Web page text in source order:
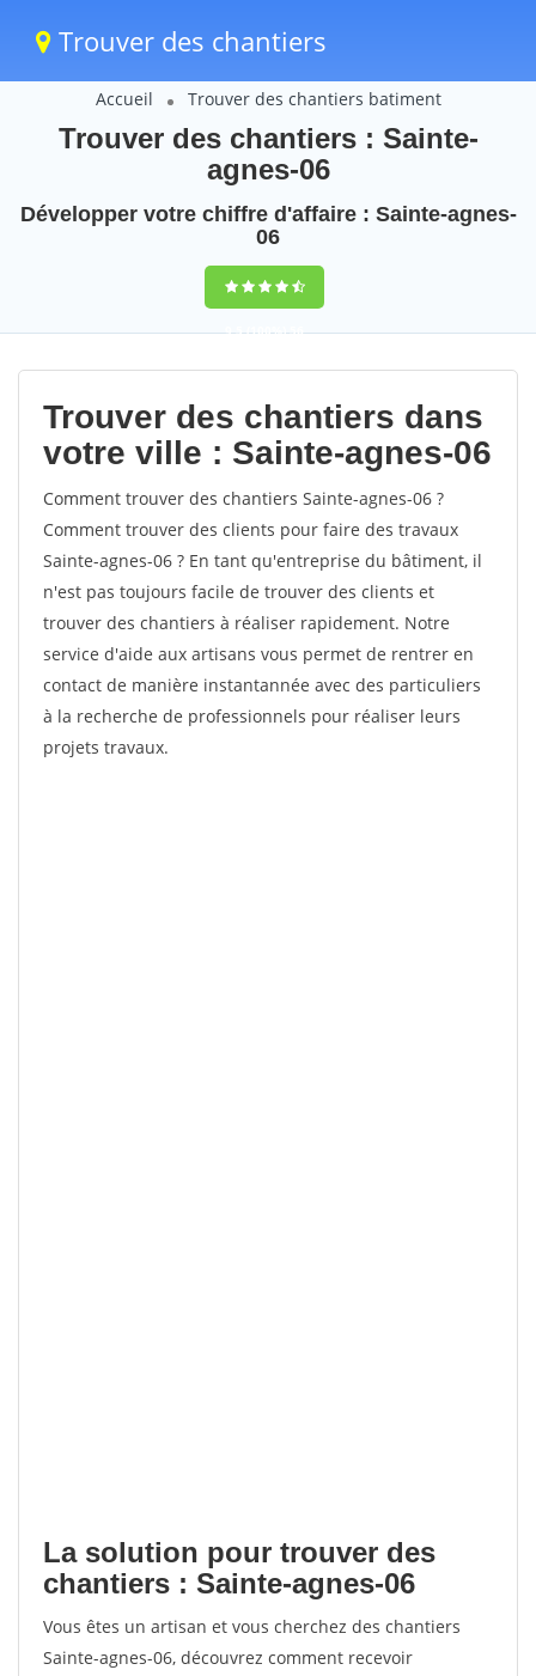
Trouver des chantiers
Accueil Trouver des chantiers batiment
Trouver des chantiers : Sainte-
agnes-06
Développer votre chiffre d'affaire : Sainte-agnes-
06
9,5(100%)56
votes
Trouver des chantiers dans
votre ville : Sainte-agnes-06
Comment trouver des chantiers Sainte-agnes-06 ?
Comment trouver des clients pour faire des travaux
Sainte-agnes-06 ? En tant qu'entreprise du bâtiment, il
n'est pas toujours facile de trouver des clients et
trouver des chantiers à réaliser rapidement. Notre
service d'aide aux artisans vous permet de rentrer en
contact de manière instantannée avec des particuliers
à la recherche de professionnels pour réaliser leurs
projets travaux.
La solution pour trouver des
chantiers : Sainte-agnes-06
Vous êtes un artisan et vous cherchez des chantiers
Sainte-agnes-06, découvrez comment recevoir